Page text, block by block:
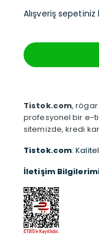
Alışveriş sepetiniz
Tistok.com, rögar
profesyonel bir e-
sitemizde, kredi
Tistok.com:
İletişim